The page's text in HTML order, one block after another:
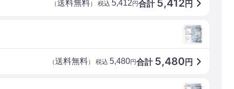
合計 5,412円
（送料無料） 税込 5,412円
合計 5,480円
（送料無料） 税込 5,480円